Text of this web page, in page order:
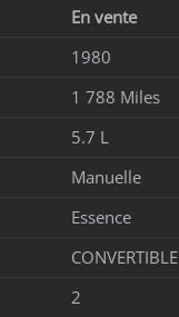
En vente
1980
1 788 Miles
5.7 L
Manuelle
Essence
CONVERTIBLE
2